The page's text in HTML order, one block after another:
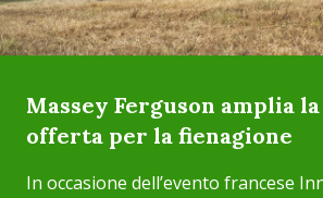
Massey Ferguson amplia
offerta per la fienagione
In occasione dell’evento francese